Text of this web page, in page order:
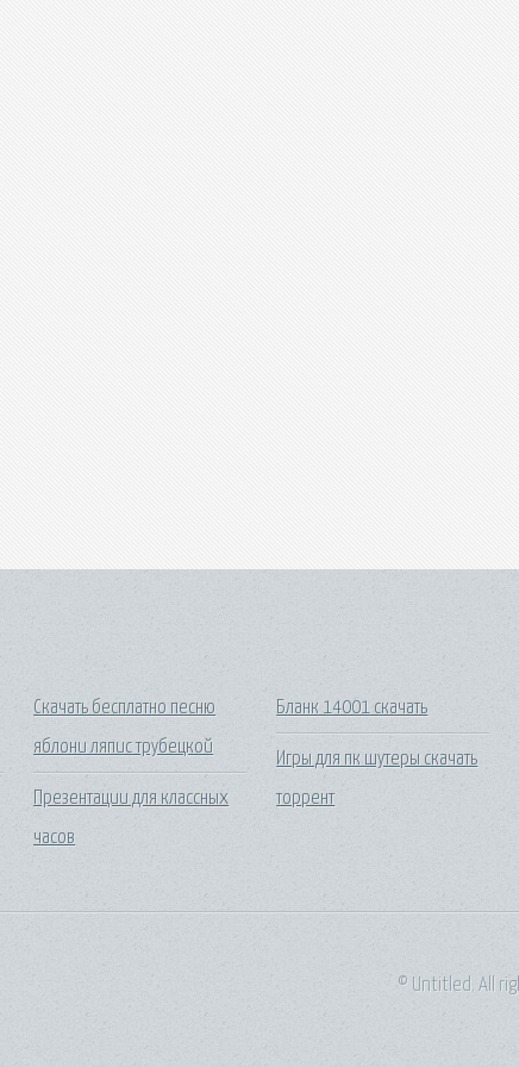
Скачать бесплатно песню
яблони ляпис трубецкой
Презентации для классных
часов
Бланк 14001 скачать
Игры для пк шутеры скачать
торрент
© Untitled. All